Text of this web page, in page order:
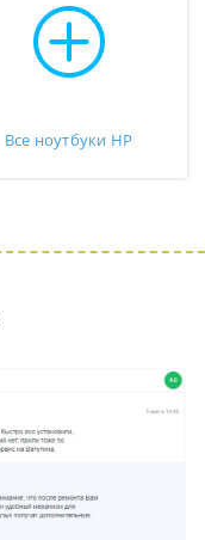
Все ноутбуки HP